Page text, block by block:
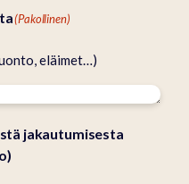
(Pakollinen)
eläimet…)
jakautumisesta